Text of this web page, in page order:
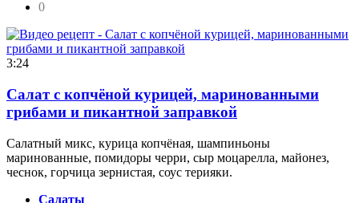
0
3:24
Салат с копчёной курицей, маринованными
грибами и пикантной заправкой
Салатный микс, курица копчёная, шампиньоны
маринованные, помидоры черри, сыр моцарелла, майонез,
чеснок, горчица зернистая, соус терияки.
Салаты